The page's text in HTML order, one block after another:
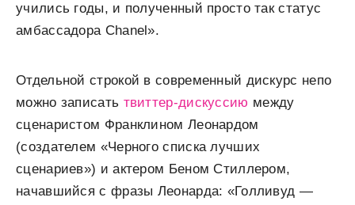
учились годы, и полученный просто так статус
амбассадора Chanel».
Отдельной строкой в современный дискурс непо
можно записать твиттер-дискуссию между
сценаристом Франклином Леонардом
(создателем «Черного списка лучших
сценариев») и актером Беном Стиллером,
начавшийся с фразы Леонарда: «Голливуд —